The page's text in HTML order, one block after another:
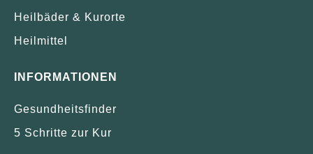
Heilbäder & Kurorte
Heilmittel
INFORMATIONEN
Gesundheitsfinder
5 Schritte zur Kur